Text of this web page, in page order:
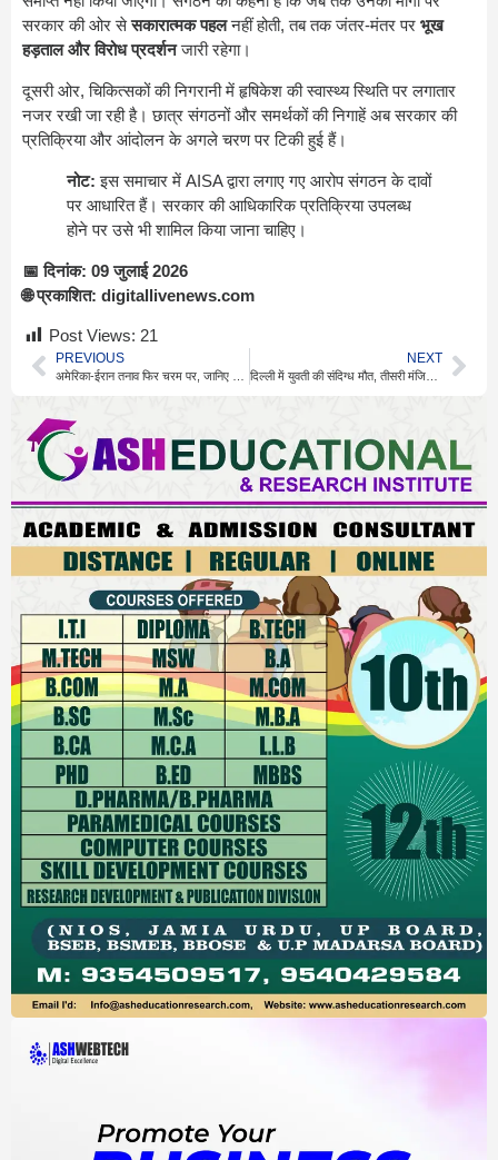
सरकार की ओर सेसकारात्मक पहलनहीं होती, तब तक जंतर-मंतर पर भूख
हड़ताल और विरोध प्रदर्शनजारी रहेगा।
दूसरी ओर, चिकित्सकों की निगरानी में हृषिकेश की स्वास्थ्य स्थिति पर लगातार
नजर रखी जा रही है। छात्र संगठनों और समर्थकों की निगाहें अब सरकार की
प्रतिक्रिया और आंदोलन के अगले चरण पर टिकी हुई हैं।
नोट: इस समाचार में AISA द्वारा लगाए गए आरोप संगठन के दावों
पर आधारित हैं। सरकार की आधिकारिक प्रतिक्रिया उपलब्ध
होने पर उसे भी शामिल किया जाना चाहिए।
📅 दिनांक: 09 जुलाई 2026
🌐 प्रकाशित: digitallivenews.com
Post Views: 21
PREVIOUS NEXT
दिल्ली में युवती की संदिग्ध मौत, तीसरी मंजिल से गिरने से हड़कंप